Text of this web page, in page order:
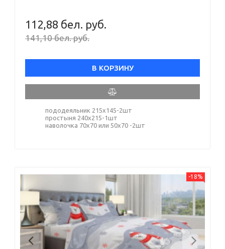
112,88 бел. руб.
141,10 бел. руб.
В КОРЗИНУ
пододеяльник 215х145-2шт
простыня 240х215-1шт
наволочка 70х70 или 50х70 -2шт
Previous Next
-18%